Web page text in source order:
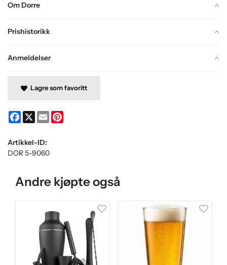
Om Dorre
Prishistorikk
Anmeldelser
Lagre som favoritt
Facebook
X Email
Artikkel-ID:
DOR 5-9060
Andre kjøpte også